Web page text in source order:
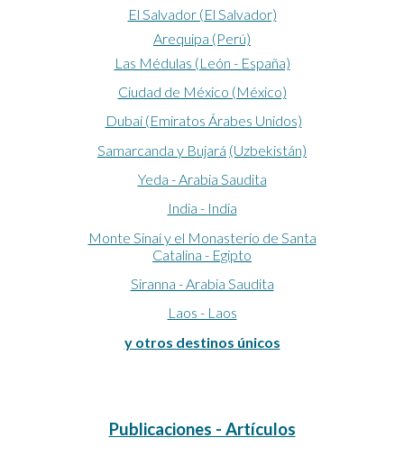
El Salvador (El Salvador)
Arequipa (Perú)
Las Médulas (León - España)
Ciudad de México (México)
Dubai (Emiratos Árabes Unidos)
Samarcanda y Bujará (Uzbekistán)
Yeda - Arabia Saudita
India - India
Monte Sinaí y el Monasterio de Santa
Catalina - Egipto
Siranna - Arabia Saudita
Laos - Laos
y otros destinos únicos
Publicaciones - Artículos